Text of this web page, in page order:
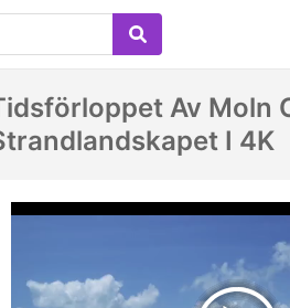
Av Moln
I 4K